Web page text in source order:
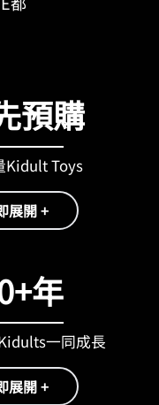
預購
Kidult Toys
展開 +
年
一同成長
展開 +